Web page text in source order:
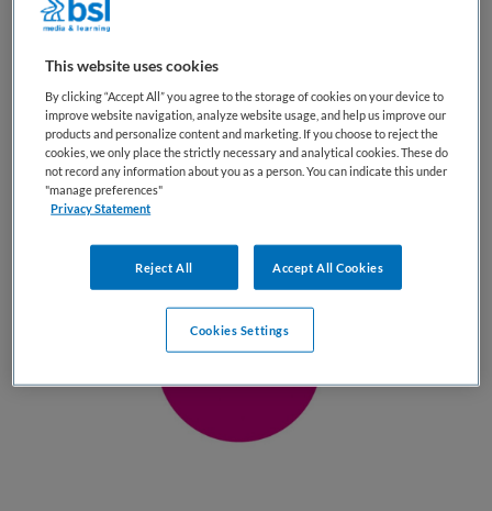
Vacature niet beschikbaar
Deze vacature GZ-psycholoog polikliniek angst & depressie
bij GGZ inGeest is niet meer actueel. Hieronder staan
enkele vergelijkbare vacatures die voor u wellicht
interessant zijn.
This website uses cookies
By clicking “Accept All” you agree to the storage of cookies on your device to
improve website navigation, analyze website usage, and help us improve our
products and personalize content and marketing. If you choose to reject the
cookies, we only place the strictly necessary and analytical cookies. These do
not record any information about you as a person. You can indicate this under
"manage preferences"
Privacy Statement
Reject All Accept All Cookies
Cookies Settings